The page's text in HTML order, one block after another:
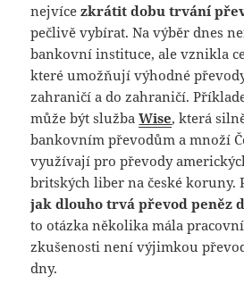
nejvícezkrátit dobu trvání
pečlivě vybírat. Na výběr dnes
bankovní instituce, ale vznikla
které umožňují výhodné
zahraničí a do zahraničí.
může být službaWise, která
bankovním převodům a množí
využívají pro převody
britských liber na české koruny.
jak dlouho trvá převod peněz
to otázka několika mála
zkušenosti není výjimkou
dny.